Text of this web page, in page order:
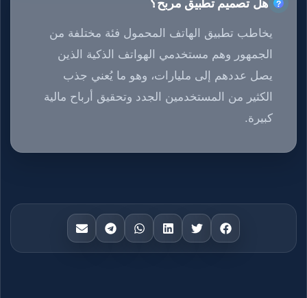
هل تصميم تطبيق مربح؟
يخاطب تطبيق الهاتف المحمول فئة مختلفة من
الجمهور وهم مستخدمي الهواتف الذكية الذين
يصل عددهم إلى مليارات، وهو ما يُعني جذب
الكثير من المستخدمين الجدد وتحقيق أرباح مالية
كبيرة.